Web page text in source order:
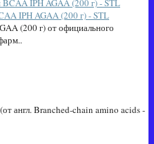
IPH AGAA (200 г) - STL
(200 г) от официального
англ. Branched-chain amino acids -